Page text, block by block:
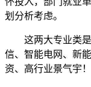
划分析考虑。
这两大专业类是
信、智能电网、新
资、高行业景气宇！